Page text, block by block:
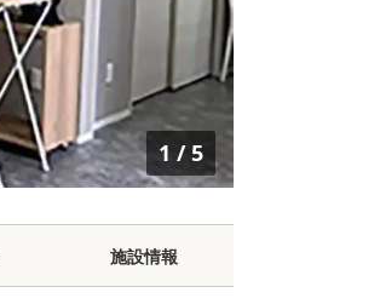
1 /5
施設情報